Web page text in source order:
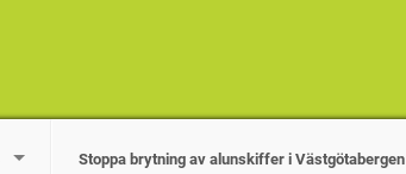
Stoppa brytning av alunskiffer i Västgötabergen